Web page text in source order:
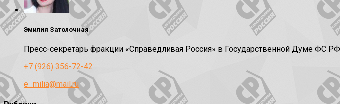
Эмилия Затолочная
Пресс-секретарь фракции «Справедливая Россия» в Государственной Думе ФС РФ
+7 (926) 356-72-42
e_milia@mail.ru